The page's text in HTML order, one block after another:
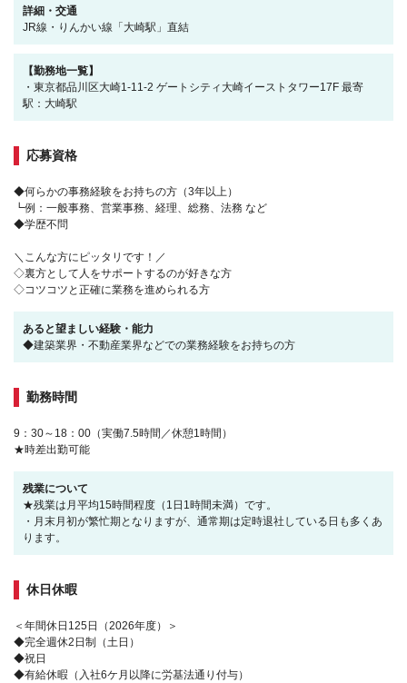
詳細・交通
JR線・りんかい線「大崎駅」直結
【勤務地一覧】
・東京都品川区大崎1-11-2 ゲートシティ大崎イーストタワー17F 最寄
駅：大崎駅
応募資格
◆何らかの事務経験をお持ちの方（3年以上）
┗例：一般事務、営業事務、経理、総務、法務 など
◆学歴不問
＼こんな方にピッタリです！／
◇裏方として人をサポートするのが好きな方
◇コツコツと正確に業務を進められる方
あると望ましい経験・能力
◆建築業界・不動産業界などでの業務経験をお持ちの方
勤務時間
9：30～18：00（実働7.5時間／休憩1時間）
★時差出勤可能
残業について
★残業は月平均15時間程度（1日1時間未満）です。
・月末月初が繁忙期となりますが、通常期は定時退社している日も多くあ
ります。
休日休暇
＜年間休日125日（2026年度）＞
◆完全週休2日制（土日）
◆祝日
◆有給休暇（入社6ケ月以降に労基法通り付与）